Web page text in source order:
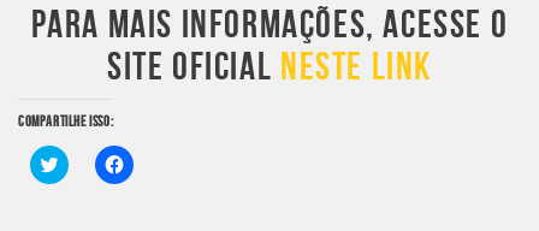
PARA MAIS INFORMAÇÕES, ACESSE O
SITE OFICIAL NESTE LINK
COMPARTILHE ISSO:
Clique
para
Clique
para